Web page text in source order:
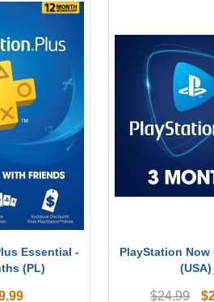
Essential -
(PL)
PlayStation Now
(USA)
$24.99 $